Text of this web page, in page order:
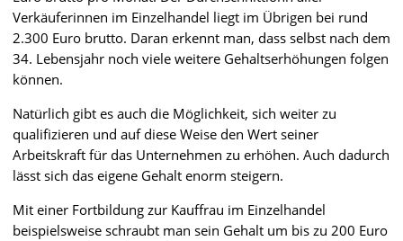
Verkäuferinnen im Einzelhandel liegt im Übrigen bei rund
2.300 Euro brutto. Daran erkennt man, dass selbst nach dem
34. Lebensjahr noch viele weitere Gehaltserhöhungen folgen
können.
Natürlich gibt es auch die Möglichkeit, sich weiter zu
qualifizieren und auf diese Weise den Wert seiner
Arbeitskraft für das Unternehmen zu erhöhen. Auch dadurch
lässt sich das eigene Gehalt enorm steigern.
Mit einer Fortbildung zur Kauffrau im Einzelhandel
beispielsweise schraubt man sein Gehalt um bis zu 200 Euro